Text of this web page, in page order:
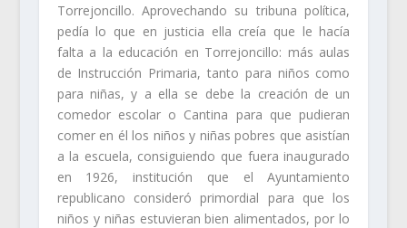
Torrejoncillo. Aprovechando su tribuna política,
pedía lo que en justicia ella creía que le hacía
falta a la educación en Torrejoncillo: más aulas
de Instrucción Primaria, tanto para niños como
para niñas, y a ella se debe la creación de un
comedor escolar o Cantina para que pudieran
comer en él los niños y niñas pobres que asistían
a la escuela, consiguiendo que fuera inaugurado
en 1926, institución que el Ayuntamiento
republicano consideró primordial para que los
niños y niñas estuvieran bien alimentados, por lo